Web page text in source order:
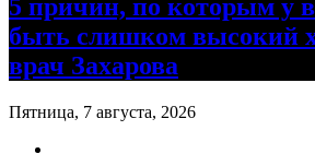
5 причин, по которым у
быть слишком высокий
врач Захарова
Пятница, 7 августа, 2026